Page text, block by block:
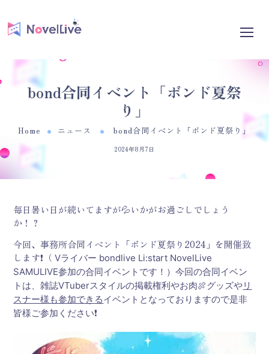
bond合同イベント「ボンド夏祭
り」
Home ニュース bond合同イベント「ボンド夏祭り」
2024年8月7日
毎日暑い日が続いてますが💦いかがお過ごしでしょう
か！？
今回、事務所合同イベント「ボンド夏祭り2024」を開催致
します❗（ Vライバー bondlive Li:start NovelLive
SAMULIVE参加の合同イベントです！）今回の合同イベン
トは、雑誌VTuberスタイルの掲載権利やお肉🍖グッズやリ
スナー様も参加できるイベントとなっておりますので是非
皆様ご参加ください❗